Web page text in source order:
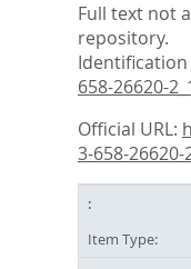
Full text not
repository.
658-26620-
Official URL:
3-658-26620-
Item Type: